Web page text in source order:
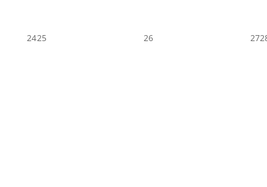
2425 26 27